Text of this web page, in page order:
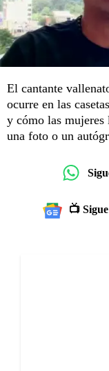
El cantante
ocurre en las
y cómo las mujeres
una foto o un
📺